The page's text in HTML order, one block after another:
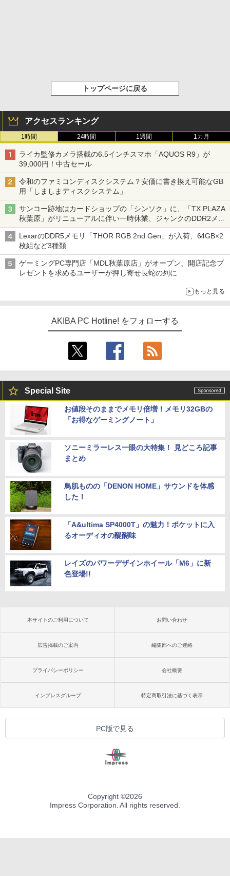
トップページに戻る
アクセスランキング
1時間 24時間 1週間 1カ月
ライカ監修カメラ搭載の6.5インチスマホ「AQUOS R9」が
39,000円！中古セール
令和のファミコンディスクシステム？安価に書き換え可能なGB
用「しましまディスクシステム」
サンコー跡地はカードショップの「シンソク」に、「TX PLAZA
秋葉原」がリニューアルに伴い一時休業、ジャンクのDDR2メモ
リが100円で販売など～ 最近の秋葉原 ～
LexarのDDR5メモリ「THOR RGB 2nd Gen」が入荷、64GB×2
枚組など3種類
ゲーミングPC専門店「MDL秋葉原店」がオープン、開店記念プ
レゼントを求めるユーザーが押し寄せ長蛇の列に
もっと見る
AKIBA PC Hotline! をフォローする
Special Site
お値段そのままでメモリ倍増！メモリ32GBの
「お得なゲーミングノート」
ソニーミラーレス一眼の大特集！ 見どころ記事
まとめ
鳥肌ものの「DENON HOME」サウンドを体感
した！
「A&ultima SP4000T」の魅力！ポケットに入
るオーディオの醍醐味
レイズのパワーデザインホイール「M6」に新
色登場!!
本サイトのご利用について お問い合わせ
広告掲載のご案内 編集部へのご連絡
プライバシーポリシー 会社概要
インプレスグループ 特定商取引法に基づく表示
PC版で見る
Copyright ©2026
Impress Corporation. All rights reserved.